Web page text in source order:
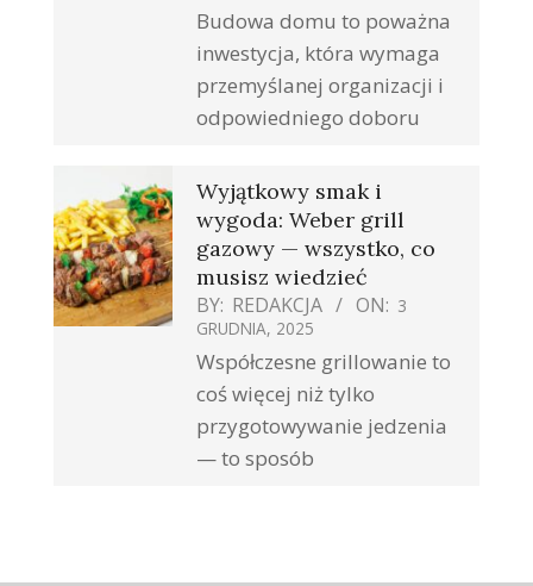
Budowa domu to poważna
inwestycja, która wymaga
przemyślanej organizacji i
odpowiedniego doboru
Wyjątkowy smak i
wygoda: Weber grill
gazowy — wszystko, co
musisz wiedzieć
BY: REDAKCJA ON: 3
GRUDNIA, 2025
Współczesne grillowanie to
coś więcej niż tylko
przygotowywanie jedzenia
— to sposób